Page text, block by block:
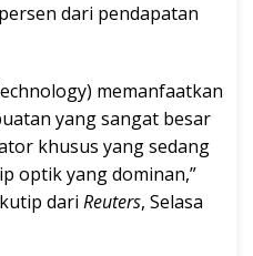
dari pendapatan
memanfaatkan
yang sangat besar
khusus yang sedang
optik yang dominan,”
dari Reuters, Selasa